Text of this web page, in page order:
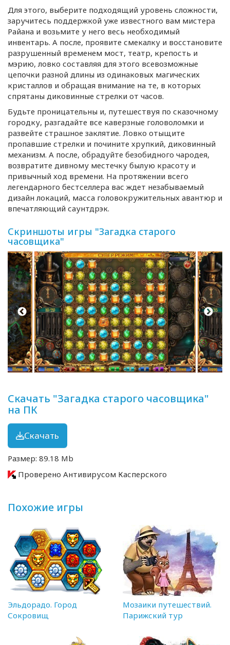
Для этого, выберите подходящий уровень сложности,
заручитесь поддержкой уже известного вам мистера
Райана и возьмите у него весь необходимый
инвентарь. А после, проявите смекалку и восстановите
разрушенный временем мост, театр, крепость и
мэрию, ловко составляя для этого всевозможные
цепочки разной длины из одинаковых магических
кристаллов и обращая внимание на те, в которых
спрятаны диковинные стрелки от часов.
Будьте проницательны и, путешествуя по сказочному
городку, разгадайте все каверзные головоломки и
развейте страшное заклятие. Ловко отыщите
пропавшие стрелки и почините хрупкий, диковинный
механизм. А после, обрадуйте безобидного чародея,
возвратите дивному местечку былую красоту и
привычный ход времени. На протяжении всего
легендарного бестселлера вас ждет незабываемый
дизайн локаций, масса головокружительных авантюр и
впечатляющий саунтдрэк.
Скриншоты игры "Загадка старого
часовщика"
Скачать "Загадка старого часовщика"
на ПК
Скачать
Размер: 89.18 Mb
Проверено Антивирусом Касперского
Похожие игры
Эльдорадо. Город
Сокровищ
Мозаики путешествий.
Парижский тур